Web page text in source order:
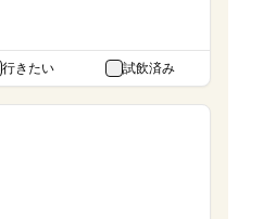
行きたい 試飲済み